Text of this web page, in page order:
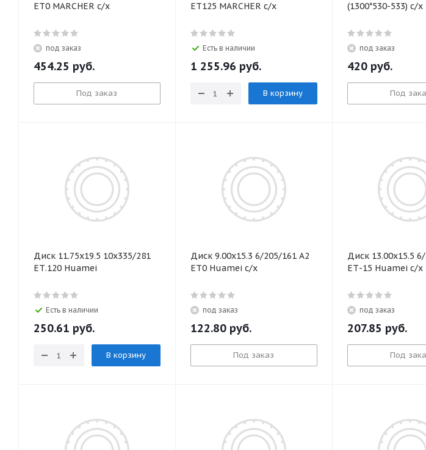
ЕТ0 MARCHER с/х
под заказ
454.25 руб.
Под заказ
ЕТ125 MARCHER с/х
Есть в наличии
1 255.96 руб.
В корзину
(1300*530-533) с/х
под заказ
420руб.
Под
Диск 11.75х19.5 10x335/281
ЕТ.120 Huamei
Есть в наличии
250.61 руб.
В корзину
Диск 9.00х15.3 6/205/161 А2
ЕТ0 Huamei с/х
под заказ
122.80руб.
Под заказ
Диск 13.00х15.5
ЕТ-15 Huamei с/х
под заказ
207.85 руб.
Под